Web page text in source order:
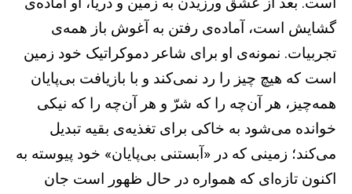
گشایش است، آماده‌ی رفتن به آغوش باز همه‌ی
تجربیات. نمونه‌ی او برای شاعر دموکراتیک خود زمین
است که هیچ چیز را رد نمی‌کند و با بازیافت بی‌پایان
همه‌چیز، هر آن‌چه را که شرّ و هر آن‌چه را که نیکی
خوانده می‌شود به خاکی برای تغذیه‌ی بقیه تبدیل
می‌کند؛ زمینی که در «آبستنی بی‌پایان» خود پیوسته به
اکنون تازه‌ای که همواره در حال ظهور است جان